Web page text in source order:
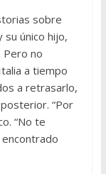
sobre
su único hijo,
Pero no
a tiempo
a retrasarlo,
“Por
“No te